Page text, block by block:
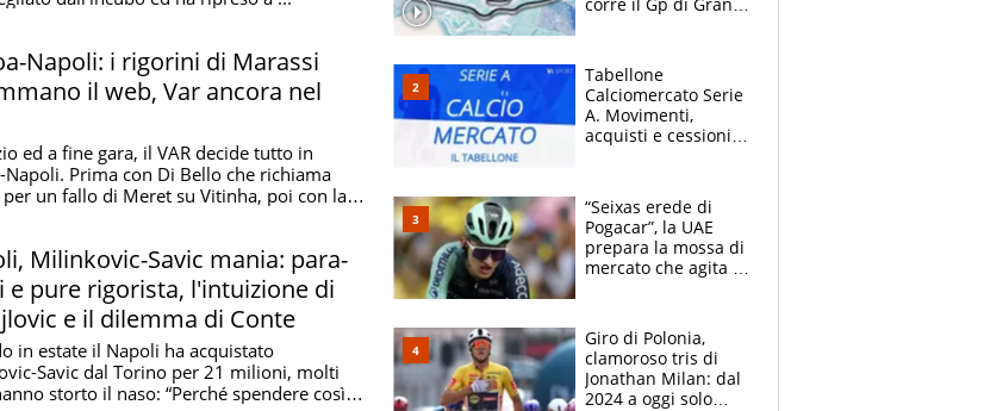
Napoli: i rigorini di Marassi
il web, Var ancora nel
ed a fine gara, il VAR decide tutto in
Napoli. Prima con Di Bello che richiama
per un fallo di Meret su Vitinha, poi con la
Milinkovic-Savic mania: para-
e pure rigorista, l'intuizione di
e il dilemma di Conte
in estate il Napoli ha acquistato
Savic dal Torino per 21 milioni, molti
storto il naso: “Perché spendere così
corre il Gp di Gran
Tabellone
Calciomercato Serie
A. Movimenti,
acquisti e cessioni:
“Seixas erede di
Pogacar”, la UAE
prepara la mossa di
mercato che agita la
a Burgos
Giro di Polonia,
clamoroso tris di
Jonathan Milan: dal
2024 a oggi solo